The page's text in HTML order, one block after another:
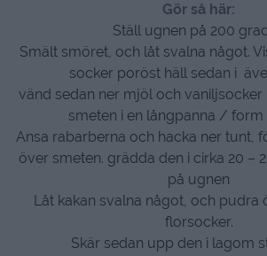
Gör så här:
Ställ ugnen på 200
Smält smöret, och låt svalna något.
socker poröst häll sedan i
vänd sedan ner mjöl och
smeten i en långpanna / form
Ansa rabarberna och hacka ner tunt,
över smeten. grädda den i cirka 20 –
på ugnen
Låt kakan svalna något, och pudra
florsocker.
Skär sedan upp den i lagom